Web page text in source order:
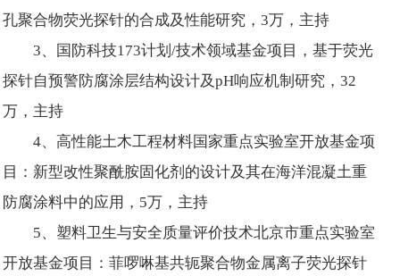
孔聚合物荧光探针的合成及性能研究，3万，主持
3、国防科技173计划/技术领域基金项目，基于荧光
探针自预警防腐涂层结构设计及pH响应机制研究，32
万，主持
4、高性能土木工程材料国家重点实验室开放基金项
目：新型改性聚酰胺固化剂的设计及其在海洋混凝土重
防腐涂料中的应用，5万，主持
5、塑料卫生与安全质量评价技术北京市重点实验室
开放基金项目：菲啰啉基共轭聚合物金属离子荧光探针